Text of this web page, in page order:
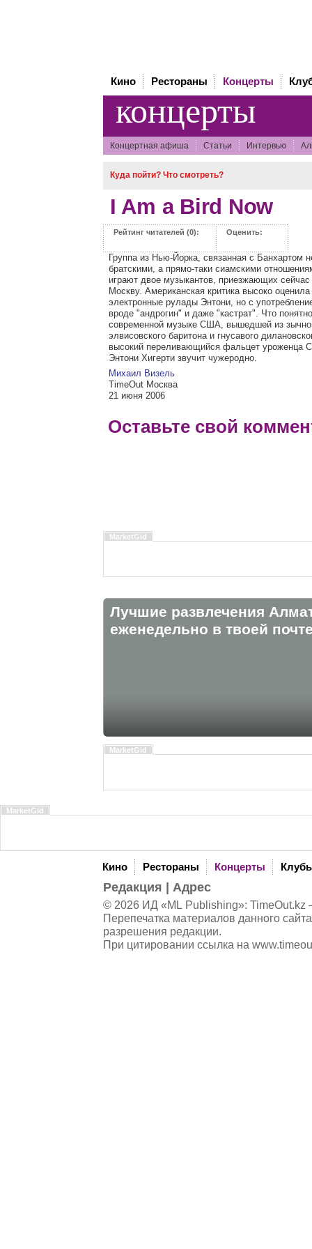
Кино Рестораны Концерты
концерты
Концертная афиша Статьи Интервью
Куда пойти? Что смотреть?
I Am a Bird Now
Рейтинг читателей (0): Оценить:
Группа из Нью-Йорка, связанная с Банхартом
братскими, а прямо-таки сиамскими
играют двое музыкантов, приезжающих
Москву. Американская критика высоко
электронные рулады Энтони, но с
вроде "андрогин" и даже "кастрат". Что
современной музыке США, вышедшей из
элвисовского баритона и гнусавого
высокий переливающийся фальцет уроженца
Энтони Хигерти звучит чужеродно.
Михаил Визель
TimeOut Москва
21 июня 2006
Оставьте свой
MarketGid
Лучшие развлечения
eженедельно в твоей
MarketGid
MarketGid
Кино Рестораны Концерты
Редакция Адрес
© 2026 ИД «ML Publishing»: TimeOut.kz
Перепечатка материалов данного
разрешения редакции.
При цитировании ссылка на